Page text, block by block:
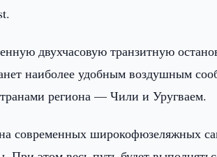
двухчасовую транзитную
наиболее удобным воздушным
региона — Чили и Уругваем.
современных широкофюзеляжных